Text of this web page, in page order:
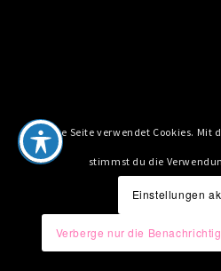
Diese Seite verwendet Cookies. Mit
stimmst du die
Einstellungen
Verberge nur die